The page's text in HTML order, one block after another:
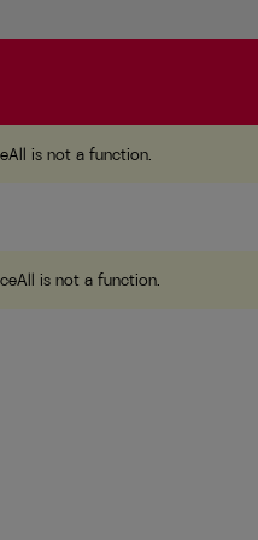
is not a function
is not a function.
is not a function.